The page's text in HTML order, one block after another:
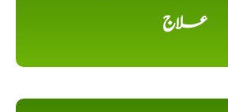
علاج